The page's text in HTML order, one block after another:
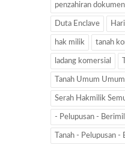
penzahiran dokumen
Duta Enclave
hak milik tanah
ladang komersial
Tanah Umum Umum
Serah Hakmilik
- Pelupusan -
Tanah - Pelupusan